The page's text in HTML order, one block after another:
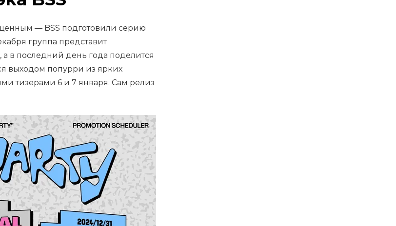
— BSS подготовили серию
группа представит
в последний день года поделится
выходом попурри из ярких
тизерами 6 и 7 января. Сам релиз